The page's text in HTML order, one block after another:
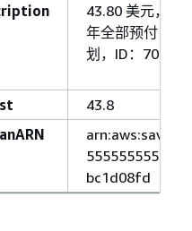
43.80 美元，一
年全部预付，计
划，ID：
43.8
bc1d08fd